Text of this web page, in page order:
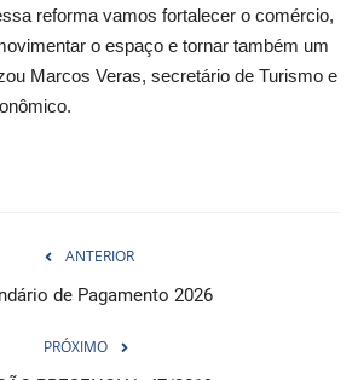
reforma vamos fortalecer o comércio,
o espaço e tornar também um
Marcos Veras, secretário de Turismo e
ANTERIOR
de Pagamento 2026
PRÓXIMO